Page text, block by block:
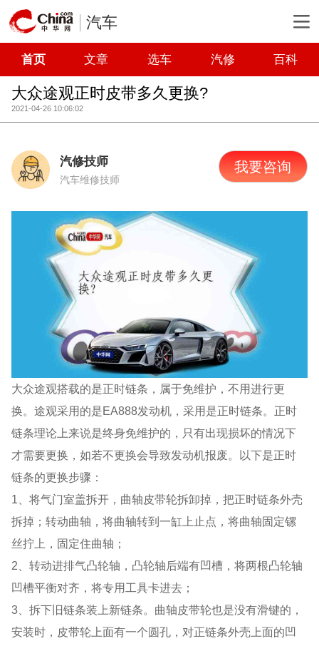
汽车
首页 文章 选车 汽修 百科
大众途观正时皮带多久更换?
2021-04-26 10:06:02
汽修技师
汽车维修技师
我要咨询
大众途观搭载的是正时链条，属于免维护，不用进行更
换。途观采用的是EA888发动机，采用是正时链条。正时
链条理论上来说是终身免维护的，只有出现损坏的情况下
才需要更换，如若不更换会导致发动机报废。以下是正时
链条的更换步骤：
1、将气门室盖拆开，曲轴皮带轮拆卸掉，把正时链条外壳
拆掉；转动曲轴，将曲轴转到一缸上止点，将曲轴固定镙
丝拧上，固定住曲轴；
2、转动进排气凸轮轴，凸轮轴后端有凹槽，将两根凸轮轴
凹槽平衡对齐，将专用工具卡进去；
3、拆下旧链条装上新链条。曲轴皮带轮也是没有滑键的，
安装时，皮带轮上面有一个圆孔，对正链条外壳上面的凹